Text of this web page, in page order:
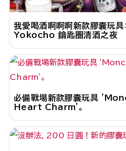
我愛喝酒啊啊啊新款膠囊玩
Yokocho 鑰匙圈清酒之夜
必備戰場新款膠囊玩具
Heart Charm'。